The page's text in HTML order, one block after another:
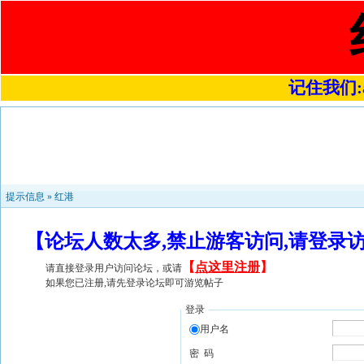
记住我们
提示信息 » 红港
【论坛人数太多,禁止游客访问,请登
请直接登录用户访问论坛，或请 【 点这里注册】
如果您已注册,请先登录论坛即可游览帖子
登录
用户名
密 码